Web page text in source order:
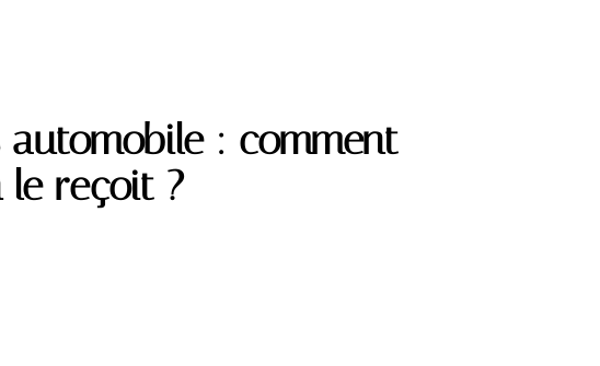
: comment
reçoit ?